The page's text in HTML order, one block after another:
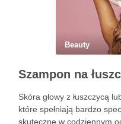
Beauty
Skóra głowy z łuszczycą
które spełniają bardzo
skuteczne w codziennym